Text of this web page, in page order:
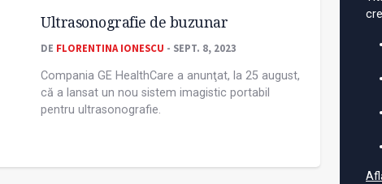
Ultrasonografie de buzunar
DE FLORENTINA IONESCU - SEPT. 8, 2023
Compania GE HealthCare a anunţat, la 25 august,
că a lansat un nou sistem imagistic portabil
pentru ultrasonografie.